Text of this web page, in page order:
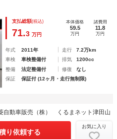
支払総額(税込)
71.3 万円
本体価格
59.5
万円
諸費用
11.8
万円
年式 2011年 走行
7.2万km
車検
車検整備付 排気
1200cc
整備
法定整備付 修復
なし
保証
保証付 (12ヶ月・走行無制限)
自動車販売（株） くるまネット津田山
り依頼する
お気に入り